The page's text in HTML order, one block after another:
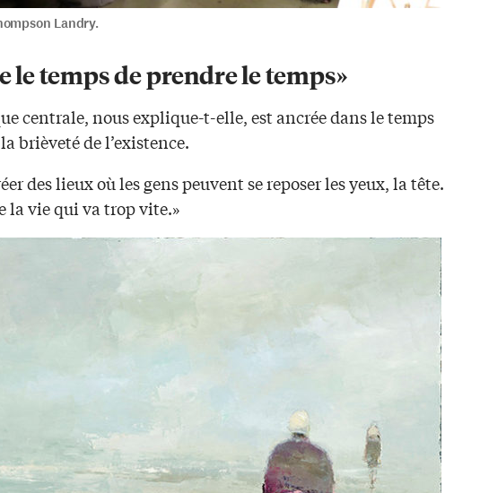
Landry.
le temps de prendre le temps»
centrale, nous explique-t-elle, est ancrée dans le temps
brièveté de l’existence.
des lieux où les gens peuvent se reposer les yeux, la tête.
la vie qui va trop vite.»